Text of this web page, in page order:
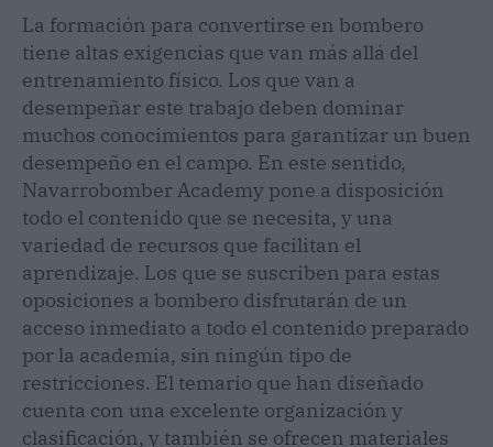
La formación para convertirse en bombero
tiene altas exigencias que van más allá del
entrenamiento físico. Los que van a
desempeñar este trabajo deben dominar
muchos conocimientos para garantizar un buen
desempeño en el campo. En este sentido,
Navarrobomber Academy pone a disposición
todo el contenido que se necesita, y una
variedad de recursos que facilitan el
aprendizaje. Los que se suscriben para estas
oposiciones a bombero disfrutarán de un
acceso inmediato a todo el contenido preparado
por la academia, sin ningún tipo de
restricciones. El temario que han diseñado
cuenta con una excelente organización y
clasificación, y también se ofrecen materiales